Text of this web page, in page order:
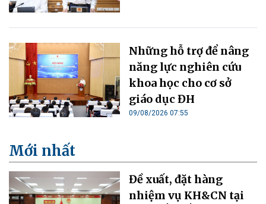
Những hỗ trợ để nâng
năng lực nghiên cứu
khoa học cho cơ sở
giáo dục ĐH
09/08/2026 07:55
Mới nhất
Đề xuất, đặt hàng
nhiệm vụ KH&CN tại